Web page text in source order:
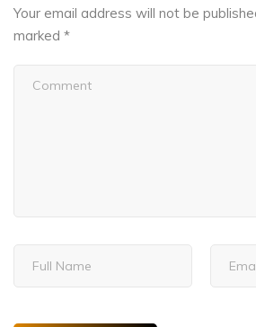
Your email address will not be
marked *